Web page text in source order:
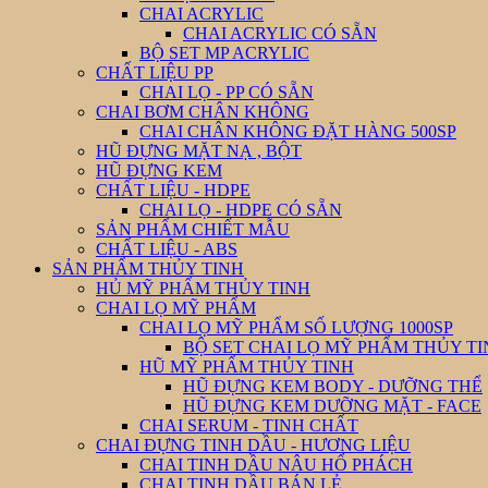
CHAI ACRYLIC
CHAI ACRYLIC CÓ SẴN
BỘ SET MP ACRYLIC
CHẤT LIỆU PP
CHAI LỌ - PP CÓ SẴN
CHAI BƠM CHÂN KHÔNG
CHAI CHÂN KHÔNG ĐẶT HÀNG 500SP
HŨ ĐỰNG MẶT NẠ , BỘT
HŨ ĐỰNG KEM
CHẤT LIỆU - HDPE
CHAI LỌ - HDPE CÓ SẴN
SẢN PHẨM CHIẾT MẪU
CHẤT LIỆU - ABS
SẢN PHẨM THỦY TINH
HỦ MỸ PHẨM THỦY TINH
CHAI LỌ MỸ PHẨM
CHAI LỌ MỸ PHẨM SỐ LƯỢNG 1000SP
BỘ SET CHAI LỌ MỸ PHẨM THỦY
HŨ MỸ PHẨM THỦY TINH
HŨ ĐỰNG KEM BODY - DƯỠNG THỂ
HŨ ĐỰNG KEM DƯỠNG MẶT - FACE
CHAI SERUM - TINH CHẤT
CHAI ĐỰNG TINH DẦU - HƯƠNG LIỆU
CHAI TINH DẦU NÂU HỔ PHÁCH
CHAI TINH DẦU BÁN LẺ